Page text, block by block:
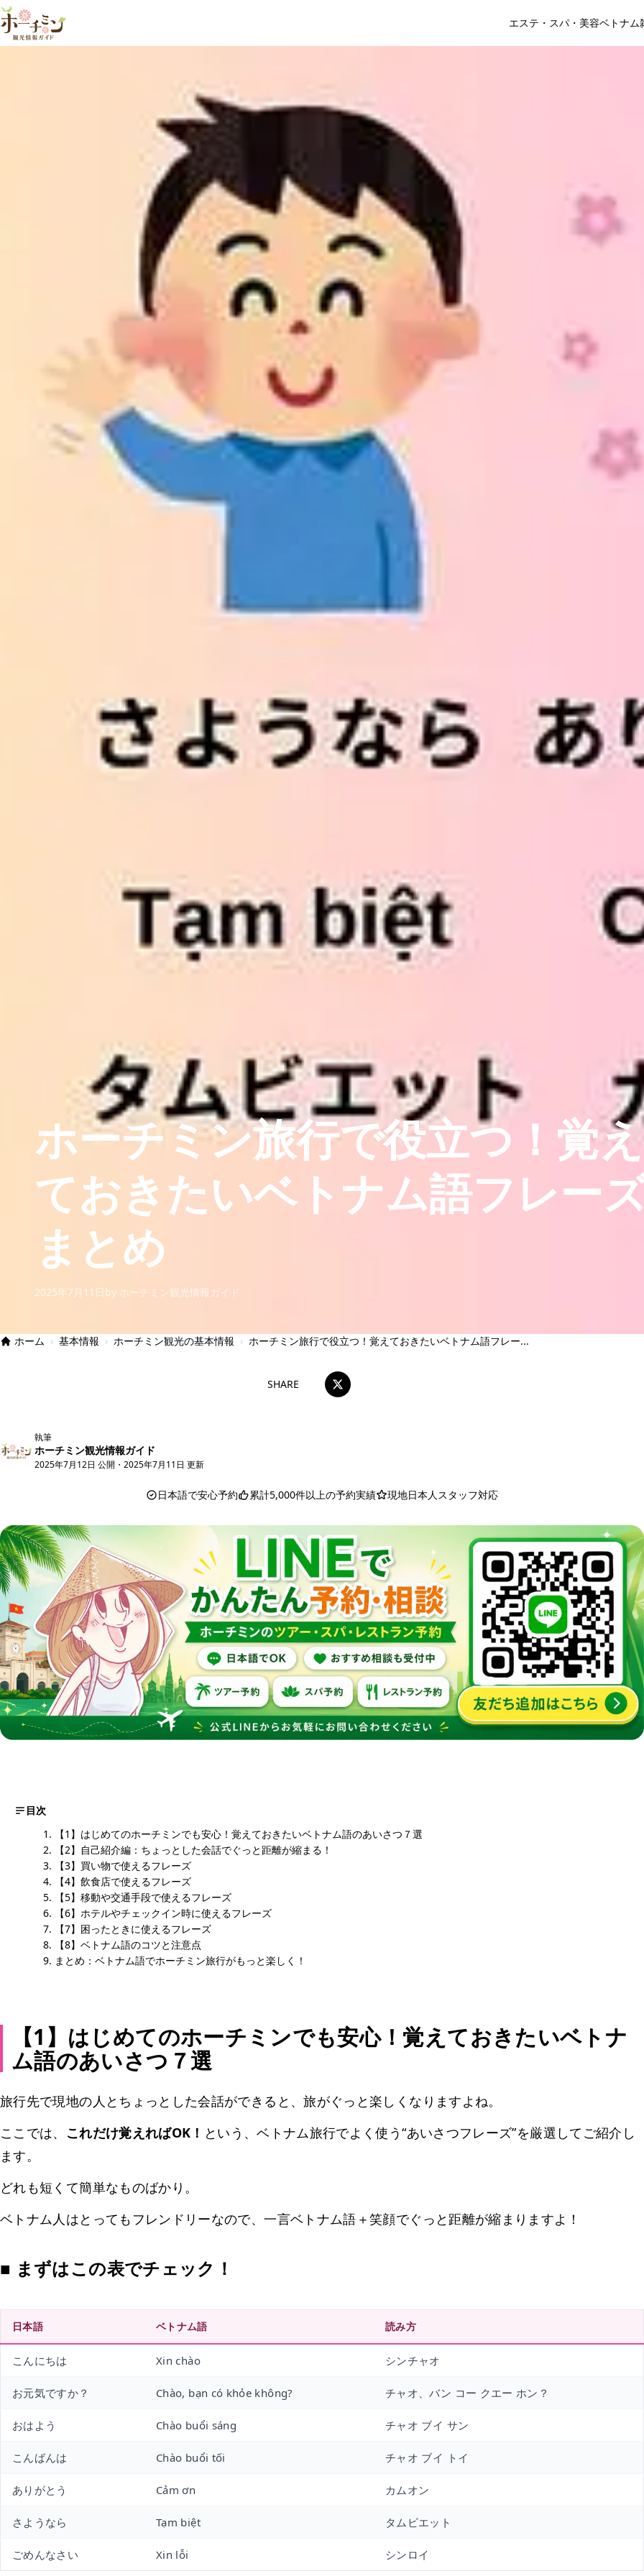
エステ・スパ・美容ベトナム
ホーチミン旅行で役立つ！覚え
ておきたいベトナム語フレー
まとめ
2025年7月11日by ホーチミン観光情報ガイド
ホーム › 基本情報 › ホーチミン観光の基本情報 › ホーチミン旅行で役立つ！覚えておきたいベトナム語フレー...
SHARE
執筆
ホーチミン観光情報ガイド
2025年7月12日 公開 ・ 2025年7月11日 更新
日本語で安心予約 累計5,000件以上の予約実績 現地日本人スタッフ対応
目次
【1】はじめてのホーチミンでも安心！覚えておきたいベトナム語のあいさつ７選
【2】自己紹介編：ちょっとした会話でぐっと距離が縮まる！
【3】買い物で使えるフレーズ
【4】飲食店で使えるフレーズ
【5】移動や交通手段で使えるフレーズ
【6】ホテルやチェックイン時に使えるフレーズ
【7】困ったときに使えるフレーズ
【8】ベトナム語のコツと注意点
まとめ：ベトナム語でホーチミン旅行がもっと楽しく！
【1】はじめてのホーチミンでも安心！覚えておきたいベトナ
ム語のあいさつ７選
旅行先で現地の人とちょっとした会話ができると、旅がぐっと楽しくなりますよね。
ここでは、 これだけ覚えればOK！ という、ベトナム旅行でよく使う“あいさつフレーズ”を厳選してご紹介し
ます。
どれも短くて簡単なものばかり。
ベトナム人はとってもフレンドリーなので、一言ベトナム語＋笑顔でぐっと距離が縮まりますよ！
■ まずはこの表でチェック！
日本語 ベトナム語 読み方
こんにちは Xin chào シンチャオ
お元気ですか？ Chào, bạn có khỏe không? チャオ、バン コー クエー ホン？
おはよう Chào buổi sáng チャオ ブイ サン
こんばんは Chào buổi tối チャオ ブイ トイ
ありがとう Cảm ơn カムオン
さようなら Tạm biệt タムビエット
ごめんなさい Xin lỗi シンロイ